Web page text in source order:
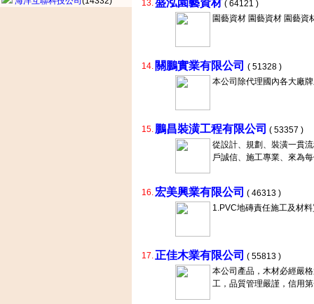
13.盛泓園藝資材 ( 64121 )
園藝資材 園藝資材 園藝資
14. 關鵬實業有限公司 ( 51328 )
本公司除代理國內各大廠
15. 鵬昌裝潢工程有限公司 ( 53357 )
從設計、規劃、裝潢一貫
戶誠信、施工專業、來為
16. 宏美興業有限公司 ( 46313 )
1.PVC地磚責任施工及材
17. 正佳木業有限公司 ( 55813 )
本公司產品，木材必經嚴
工，品質管理嚴謹，信用